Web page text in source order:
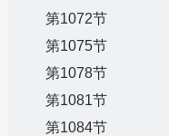
第1072节
第1075节
第1078节
第1081节
第1084节